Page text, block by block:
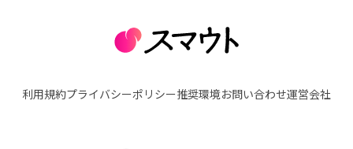
利用規約プライバシーポリシー推奨環境お問い合わせ運営会社